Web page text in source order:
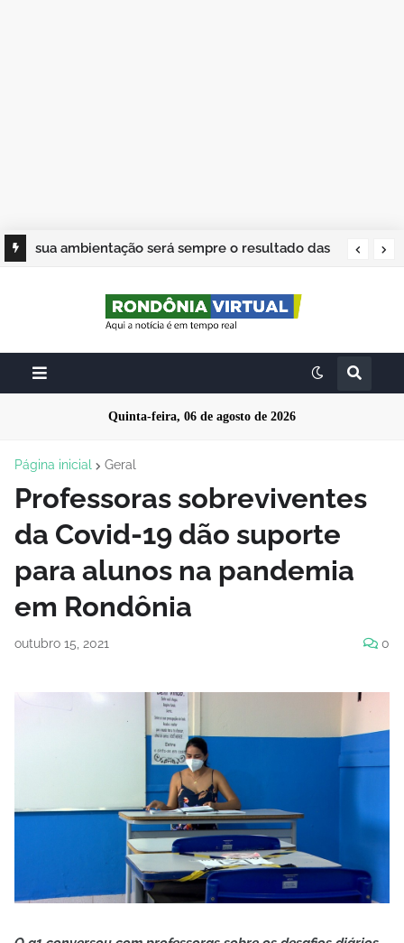
sua ambientação será sempre o resultado das
Quinta-feira, 06 de agosto de 2026
Página inicial Geral
Professoras sobreviventes
da Covid-19 dão suporte
para alunos na pandemia
em Rondônia
outubro 15, 2021 0